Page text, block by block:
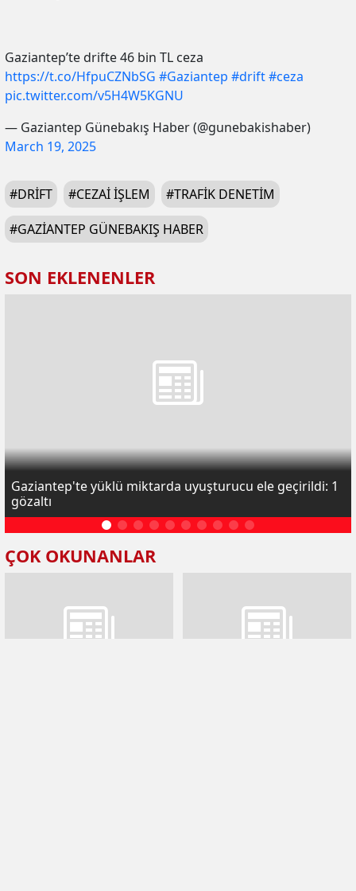
Gaziantep’te drifte 46 bin TL ceza
https://t.co/HfpuCZNbSG #Gaziantep #drift#ceza
pic.twitter.com/v5H4W5KGNU
— Gaziantep Günebakış Haber (@gunebakishaber)
March 19, 2025
#DRIFT #CEZAI IŞLEM #TRAFIK DENETIM
#GAZIANTEP GÜNEBAKIŞ HABER
SON EKLENENLER
Gaziantep'te yüklü miktarda uyuşturucu ele geçirildi: 1
gözaltı
ÇOK OKUNANLAR